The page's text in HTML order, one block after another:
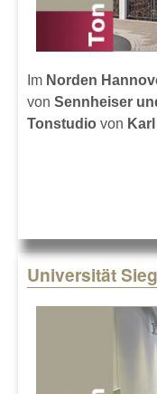
Im Norden
von Sennheiser
Tonstudio von
Universität